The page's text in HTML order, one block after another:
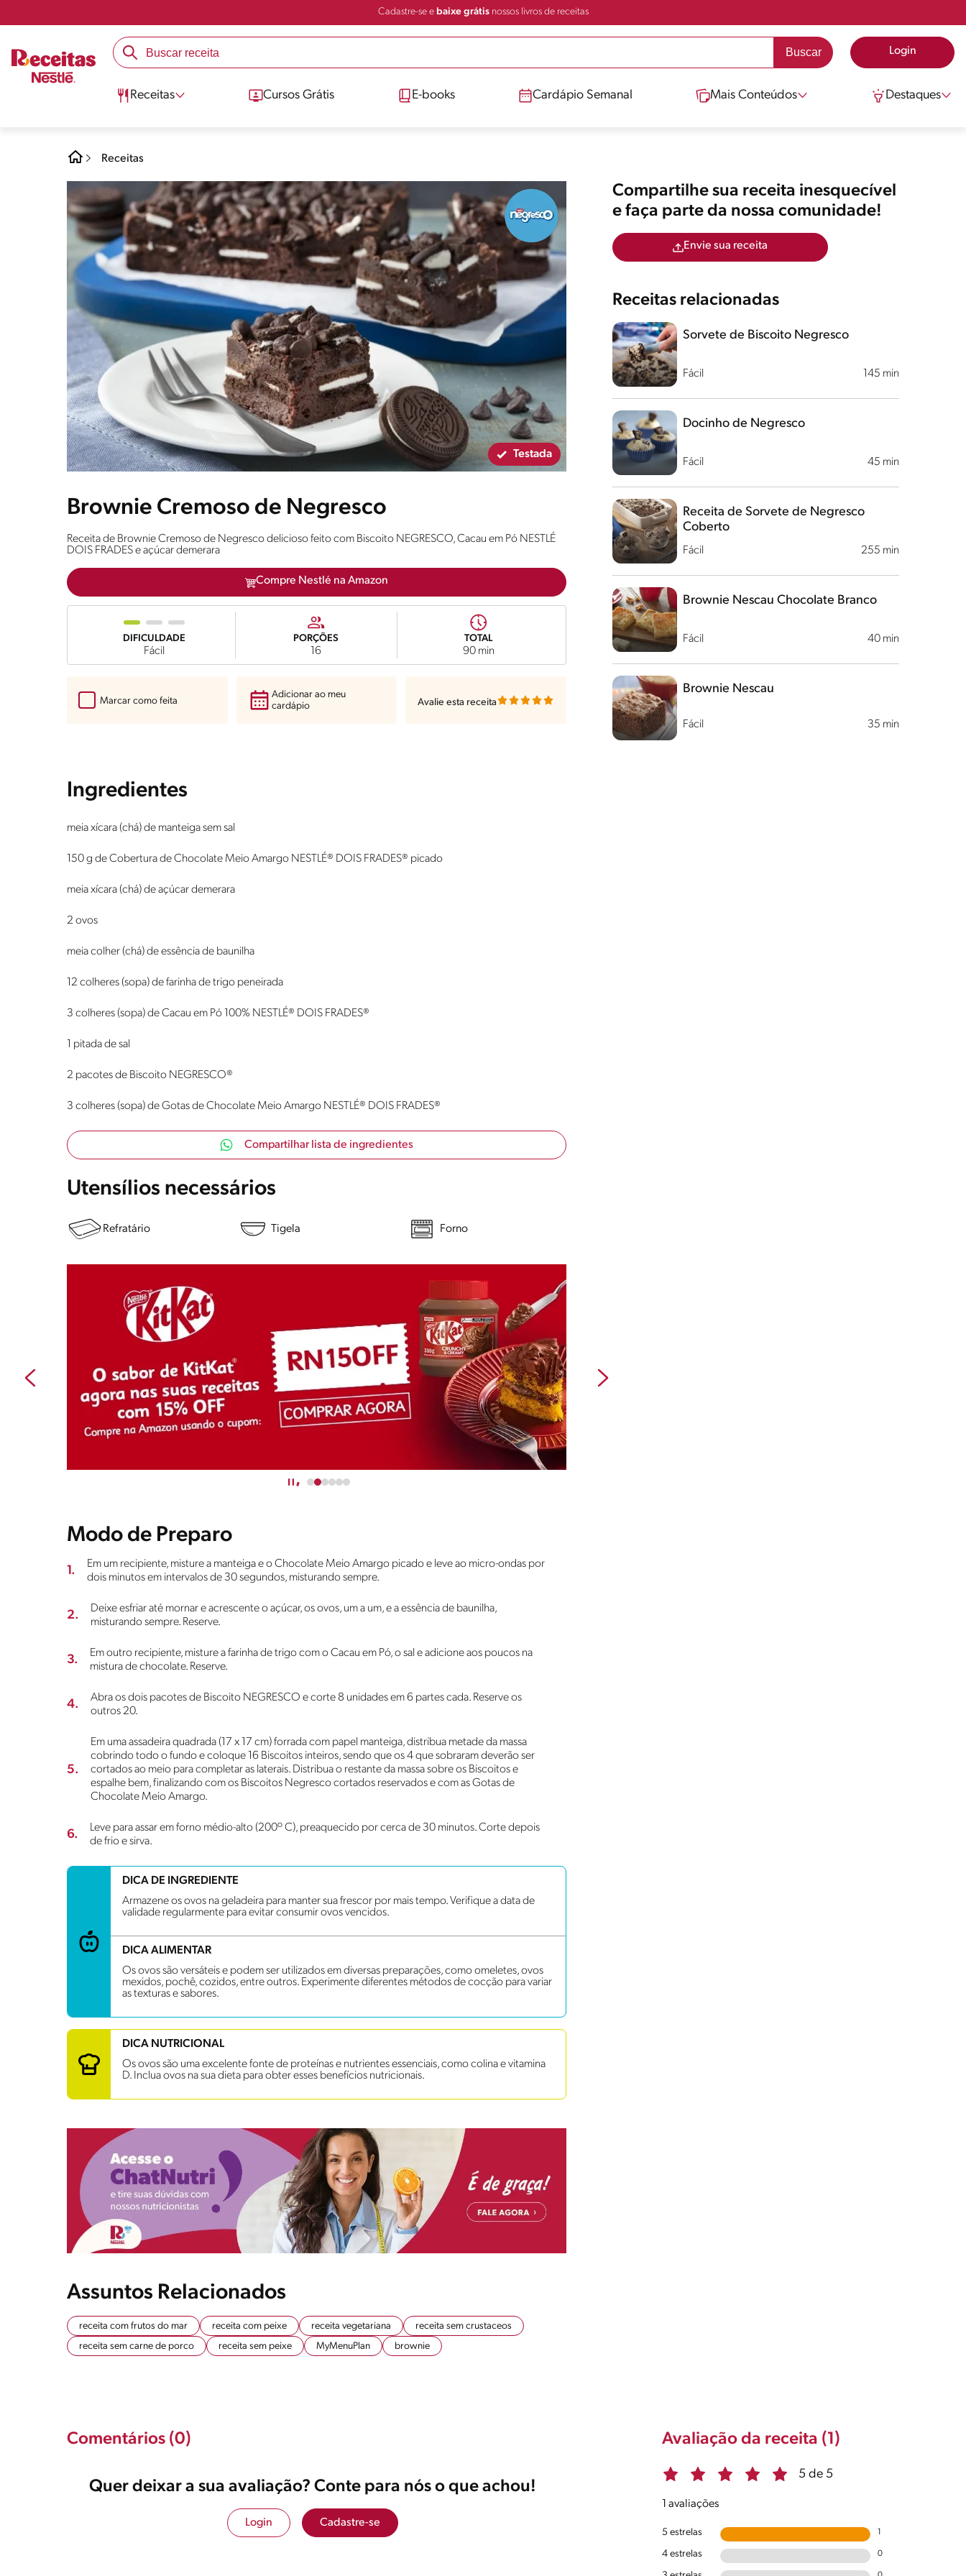
Cadastre-se e baixe grátisnossos livros de receitas
Login
Receitas Cursos Grátis E-books Cardápio Semanal Mais Conteúdos Destaques
Receitas
Testada
Brownie Cremoso de Negresco
Receita de Brownie Cremoso de Negresco delicioso feito com Biscoito NEGRESCO, Cacau em Pó NESTLÉ
DOIS FRADES e açúcar demerara
Compre Nestlé na Amazon
DIFICULDADE
Fácil
PORÇÕES
16
TOTAL
90 min
Marcar como feita
Adicionar ao meu
cardápio
Avalie esta receita
Ingredientes
meia xícara (chá) de manteiga sem sal
150 g de Cobertura de Chocolate Meio Amargo NESTLÉ® DOIS FRADES® picado
meia xícara (chá) de açúcar demerara
2 ovos
meia colher (chá) de essência de baunilha
12 colheres (sopa) de farinha de trigo peneirada
3 colheres (sopa) de Cacau em Pó 100% NESTLÉ® DOIS FRADES®
1 pitada de sal
2 pacotes de Biscoito NEGRESCO®
3 colheres (sopa) de Gotas de Chocolate Meio Amargo NESTLÉ® DOIS FRADES®
Compartilhar lista de ingredientes
Utensílios necessários
Refratário Tigela Forno
Modo de Preparo
1.
Em um recipiente, misture a manteiga e o Chocolate Meio Amargo picado e leve ao micro-ondas por
dois minutos em intervalos de 30 segundos, misturando sempre.
2.
Deixe esfriar até mornar e acrescente o açúcar, os ovos, um a um, e a essência de baunilha,
misturando sempre. Reserve.
3.
Em outro recipiente, misture a farinha de trigo com o Cacau em Pó, o sal e adicione aos poucos na
mistura de chocolate. Reserve.
4.
Abra os dois pacotes de Biscoito NEGRESCO e corte 8 unidades em 6 partes cada. Reserve os
outros 20.
5.
Em uma assadeira quadrada (17 x 17 cm) forrada com papel manteiga, distribua metade da massa
cobrindo todo o fundo e coloque 16 Biscoitos inteiros, sendo que os 4 que sobraram deverão ser
cortados ao meio para completar as laterais. Distribua o restante da massa sobre os Biscoitos e
espalhe bem, finalizando com os Biscoitos Negresco cortados reservados e com as Gotas de
Chocolate Meio Amargo.
6.
Leve para assar em forno médio-alto (200º C), preaquecido por cerca de 30 minutos. Corte depois
de frio e sirva.
DICA DE INGREDIENTE
Armazene os ovos na geladeira para manter sua frescor por mais tempo. Verifique a data de
validade regularmente para evitar consumir ovos vencidos.
DICA ALIMENTAR
Os ovos são versáteis e podem ser utilizados em diversas preparações, como omeletes, ovos
mexidos, pochê, cozidos, entre outros. Experimente diferentes métodos de cocção para variar
as texturas e sabores.
DICA NUTRICIONAL
Os ovos são uma excelente fonte de proteínas e nutrientes essenciais, como colina e vitamina
D. Inclua ovos na sua dieta para obter esses benefícios nutricionais.
Assuntos Relacionados
receita com frutos do mar receita com peixe receita vegetariana
receita sem crustaceos
receita sem carne de porco
receita sem peixe MyMenuPlan brownie
Compartilhe sua receita inesquecível
e faça parte da nossa comunidade!
Envie sua receita
Receitas relacionadas
Fácil 145 min
Sorvete de Biscoito Negresco
Fácil 45 min
Docinho de Negresco
Fácil 255 min
Receita de Sorvete de Negresco
Coberto
Fácil 40 min
Brownie Nescau Chocolate Branco
Fácil 35 min
Brownie Nescau
Avaliação da receita (1)
5 de 5
1 avaliações
5 estrelas 1
4 estrelas 0
Comentários (0)
Quer deixar a sua avaliação? Conte para nós o que achou!
Login Cadastre-se